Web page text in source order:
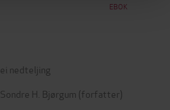
EBOK
ei nedteljing
Sondre H. Bjørgum (forfatter)